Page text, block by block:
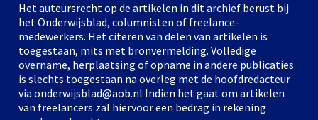
Het auteursrecht op de artikelen in dit archief berust bij
het Onderwijsblad, columnisten of freelance-
medewerkers. Het citeren van delen van artikelen is
toegestaan, mits met bronvermelding. Volledige
overname, herplaatsing of opname in andere publicaties
is slechts toegestaan na overleg met de hoofdredacteur
via onderwijsblad@aob.nl Indien het gaat om artikelen
van freelancers zal hiervoor een bedrag in rekening